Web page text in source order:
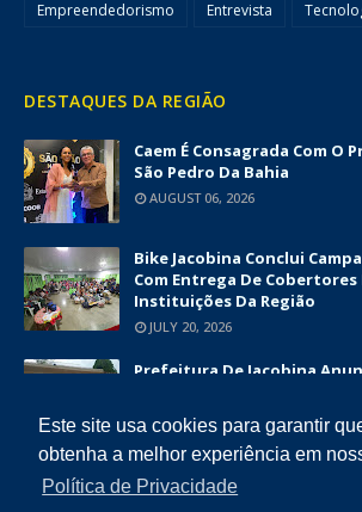
Este site usa cookies para garantir
obtenha a melhor experiência em
Política de Privacidade
Empreendedorismo
Entrevista
DESTAQUES DA REGIÃO
Caem É Consagrada Com O
São Pedro Da Bahia
AUGUST 06, 2026
Bike Jacobina Conclui
Com Entrega De Cobertores
Instituições Da Região
JULY 20, 2026
Prefeitura De Jacobina
Superior A R$ 1,7 Milhão
JUNE 12, 2026